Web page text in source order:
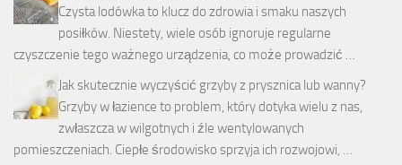
Czysta lodówka to klucz do zdrowia i smaku naszych
posiłków. Niestety, wiele osób ignoruje regularne
czyszczenie tego ważnego urządzenia, co może prowadzić …
Jak skutecznie wyczyścić grzyby z prysznica lub wanny?
Grzyby w łazience to problem, który dotyka wielu z nas,
zwłaszcza w wilgotnych i źle wentylowanych
pomieszczeniach. Ciepłe środowisko sprzyja ich rozwojowi, …